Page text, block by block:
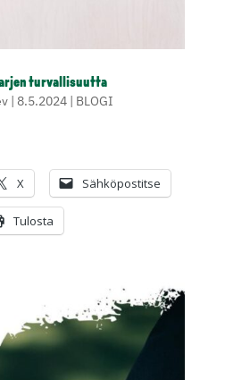
turvallisuutta
| 8.5.2024| BLOGI
X Sähköpostitse
Tulosta